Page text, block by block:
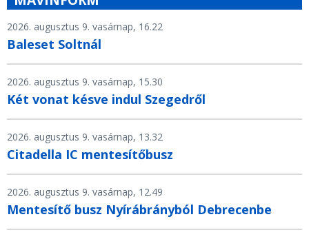
2026. augusztus 9. vasárnap, 16.22
Baleset Soltnál
2026. augusztus 9. vasárnap, 15.30
Két vonat késve indul Szegedről
2026. augusztus 9. vasárnap, 13.32
Citadella IC mentesítőbusz
2026. augusztus 9. vasárnap, 12.49
Mentesítő busz Nyírábrányból Debrecenbe